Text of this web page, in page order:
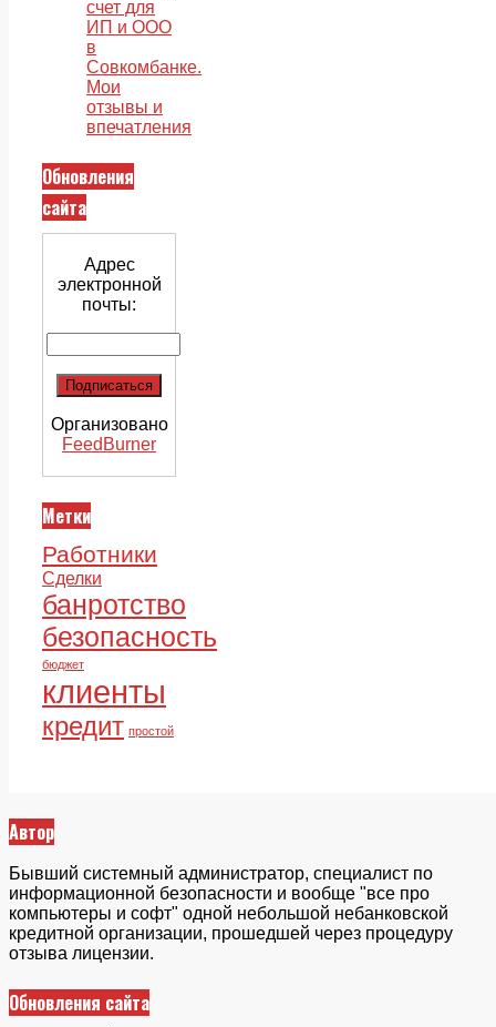
счет для
ИП и ООО
в
Совкомбанке.
Мои
отзывы и
впечатления
Обновления
сайта
Адрес
электронной
почты:
Организовано
FeedBurner
Метки
Работники
Сделки
банротство
безопасность
бюджет
клиенты
кредит простой
Автор
Бывший системный администратор, специалист по
информационной безопасности и вообще "все про
компьютеры и софт" одной небольшой небанковской
кредитной организации, прошедшей через процедуру
отзыва лицензии.
Обновления сайта